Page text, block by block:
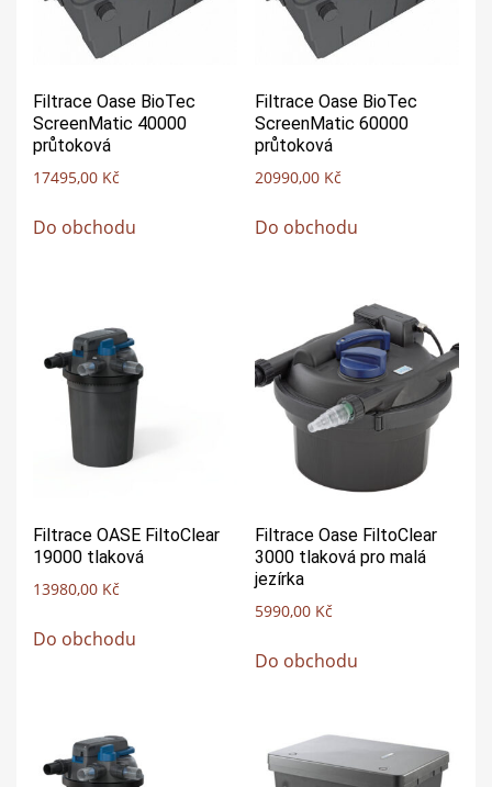
Filtrace Oase BioTec
ScreenMatic 40000
průtoková
17495,00 Kč
Do obchodu
Filtrace Oase BioTec
ScreenMatic 60000
průtoková
20990,00 Kč
Do obchodu
Filtrace OASE FiltoClear
19000 tlaková
13980,00 Kč
Do obchodu
Filtrace Oase FiltoClear
3000 tlaková pro malá
jezírka
5990,00 Kč
Do obchodu